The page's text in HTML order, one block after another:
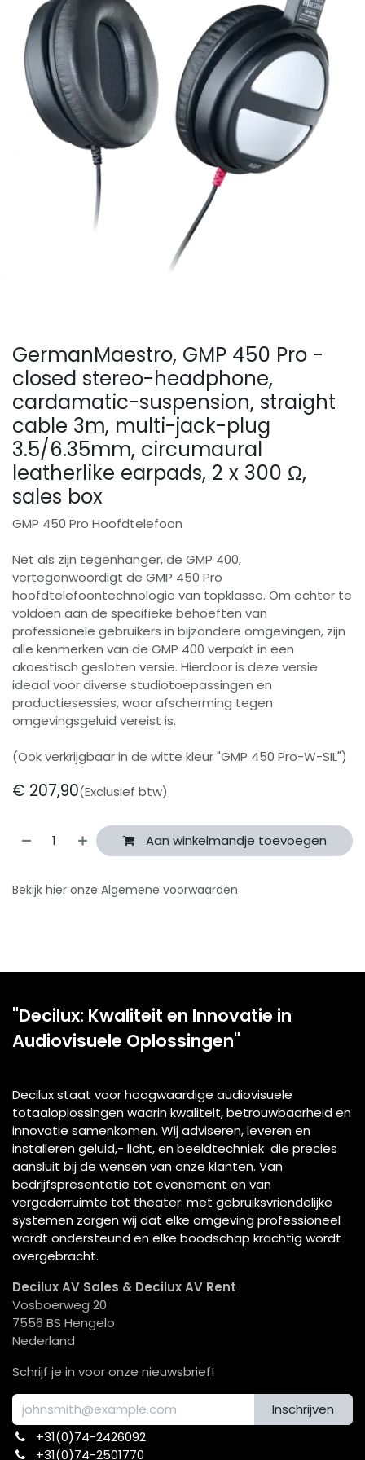
GermanMaestro, GMP 450 Pro -
closed stereo-headphone,
cardamatic-suspension, straight
cable 3m, multi-jack-plug
3.5/6.35mm, circumaural
leatherlike earpads, 2 x 300 Ω,
sales box
GMP 450 Pro Hoofdtelefoon
Net als zijn tegenhanger, de GMP 400,
vertegenwoordigt de GMP 450 Pro
hoofdtelefoontechnologie van topklasse. Om echter te
voldoen aan de specifieke behoeften van
professionele gebruikers in bijzondere omgevingen, zijn
alle kenmerken van de GMP 400 verpakt in een
akoestisch gesloten versie. Hierdoor is deze versie
ideaal voor diverse studiotoepassingen en
productiesessies, waar afscherming tegen
omgevingsgeluid vereist is.
(Ook verkrijgbaar in de witte kleur "GMP 450 Pro-W-SIL")
€ 207,90(Exclusief btw)
Aan winkelmandje toevoegen
Bekijk hier onze Algemene voorwaarden
"Decilux: Kwaliteit en Innovatie in
Audiovisuele Oplossingen"
Decilux staat voor hoogwaardige audiovisuele
totaaloplossingen waarin kwaliteit, betrouwbaarheid en
innovatie samenkomen. Wij adviseren, leveren en
installeren geluid,- licht, en beeldtechniek die precies
aansluit bij de wensen van onze klanten. Van
bedrijfspresentatie tot evenement en van
vergaderruimte tot theater: met gebruiksvriendelijke
systemen zorgen wij dat elke omgeving professioneel
wordt ondersteund en elke boodschap krachtig wordt
overgebracht.
Decilux AV Sales & Decilux AV Rent
Vosboerweg 20
7556 BS Hengelo
Nederland
Schrijf je in voor onze nieuwsbrief!
Inschrijven
+31(0)74-2426092​
+31(0)74-2501770